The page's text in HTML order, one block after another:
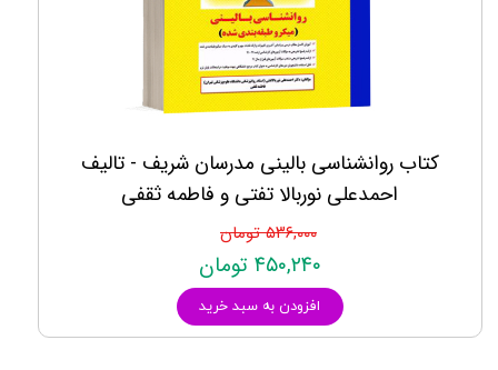
کتاب روانشناسی بالینی مدرسان شریف - تالیف
احمدعلی نوربالا تفتی و فاطمه ثقفی
۵۳۶,۰۰۰ تومان
۴۵۰,۲۴۰ تومان
افزودن به سبد خرید